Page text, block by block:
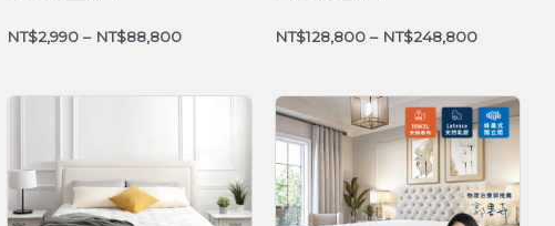
NT$2,990 – NT$88,800 NT$128,800 – NT$248,800
圍：
NT$88,800
NT$98,800
價
格
範
圍：
NT$23,800
到
NT$53,800